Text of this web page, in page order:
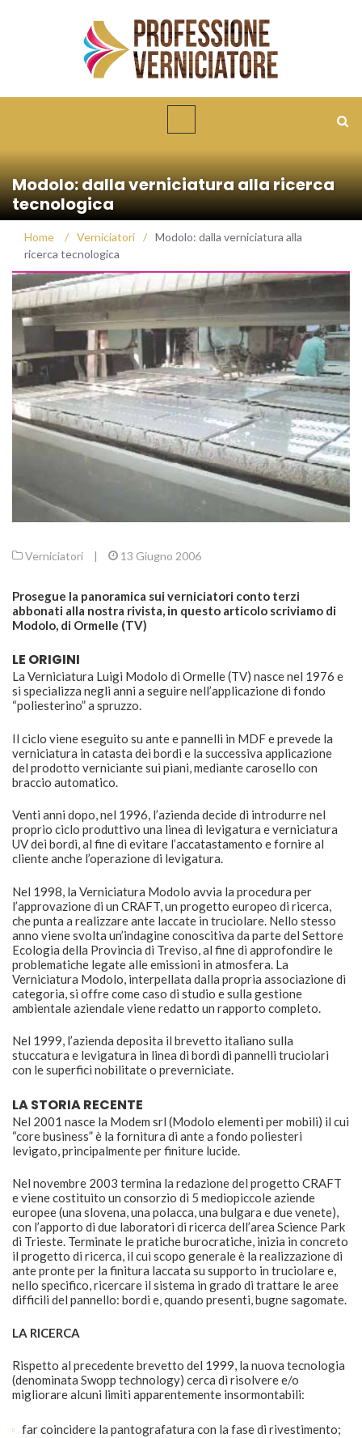
Modolo: dalla verniciatura alla ricerca
tecnologica
Home / Verniciatori / Modolo: dalla verniciatura alla
ricerca tecnologica
Verniciatori | 13 Giugno 2006
Prosegue la panoramica sui verniciatori conto terzi
abbonati alla nostra rivista, in questo articolo scriviamo di
Modolo, di Ormelle (TV)
LE ORIGINI
La Verniciatura Luigi Modolo di Ormelle (TV) nasce nel 1976 e
si specializza negli anni a seguire nell’applicazione di fondo
“poliesterino” a spruzzo.
Il ciclo viene eseguito su ante e pannelli in MDF e prevede la
verniciatura in catasta dei bordi e la successiva applicazione
del prodotto verniciante sui piani, mediante carosello con
braccio automatico.
Venti anni dopo, nel 1996, l’azienda decide di introdurre nel
proprio ciclo produttivo una linea di levigatura e verniciatura
UV dei bordi, al fine di evitare l’accatastamento e fornire al
cliente anche l’operazione di levigatura.
Nel 1998, la Verniciatura Modolo avvia la procedura per
l’approvazione di un CRAFT, un progetto europeo di ricerca,
che punta a realizzare ante laccate in truciolare. Nello stesso
anno viene svolta un’indagine conoscitiva da parte del Settore
Ecologia della Provincia di Treviso, al fine di approfondire le
problematiche legate alle emissioni in atmosfera. La
Verniciatura Modolo, interpellata dalla propria associazione di
categoria, si offre come caso di studio e sulla gestione
ambientale aziendale viene redatto un rapporto completo.
Nel 1999, l’azienda deposita il brevetto italiano sulla
stuccatura e levigatura in linea di bordi di pannelli truciolari
con le superfici nobilitate o preverniciate.
LA STORIA RECENTE
Nel 2001 nasce la Modem srl (Modolo elementi per mobili) il cui
“core business” è la fornitura di ante a fondo poliesteri
levigato, principalmente per finiture lucide.
Nel novembre 2003 termina la redazione del progetto CRAFT
e viene costituito un consorzio di 5 mediopiccole aziende
europee (una slovena, una polacca, una bulgara e due venete),
con l’apporto di due laboratori di ricerca dell’area Science Park
di Trieste. Terminate le pratiche burocratiche, inizia in concreto
il progetto di ricerca, il cui scopo generale è la realizzazione di
ante pronte per la finitura laccata su supporto in truciolare e,
nello specifico, ricercare il sistema in grado di trattare le aree
difficili del pannello: bordi e, quando presenti, bugne sagomate.
LA RICERCA
Rispetto al precedente brevetto del 1999, la nuova tecnologia
(denominata Swopp technology) cerca di risolvere e/o
migliorare alcuni limiti apparentemente insormontabili:
far coincidere la pantografatura con la fase di rivestimento;